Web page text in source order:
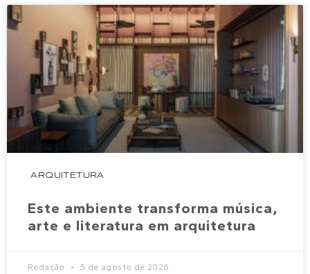
ARQUITETURA
Este ambiente transforma música,
arte e literatura em arquitetura
Redação 5 de agosto de 2026